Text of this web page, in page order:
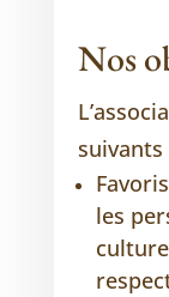
Nos
suivants
les